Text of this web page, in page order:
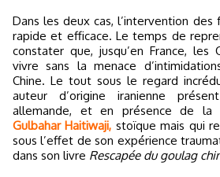
Dans les deux cas, l’intervention des
rapide et efficace. Le temps de
constater que, jusqu’en France, les
vivre sans la menace
Chine. Le tout sous le regard
auteur d’origine iranienne
allemande, et en présence de la
Gulbahar Haitiwaji, stoïque mais qui
sous l’effet de son expérience
dans son livre Rescapée du goulag